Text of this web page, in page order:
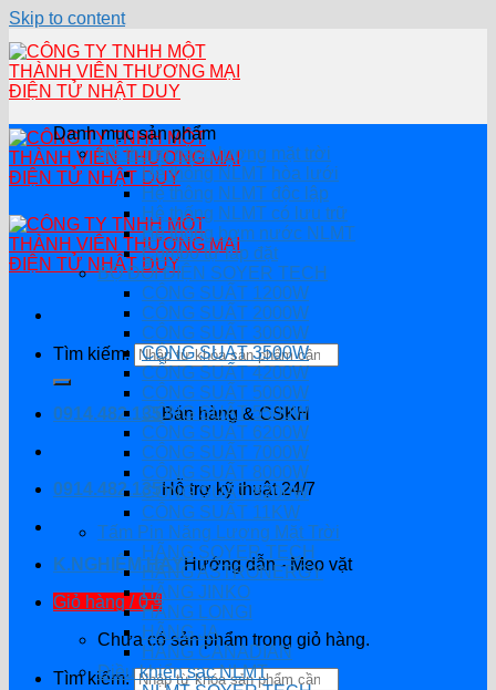
Skip to content
Tìm kiếm:
0914.482.135Bán hàng & CSKH
0914.482.135Hỗ trợ kỹ thuật 24/7
K.NGHIỆM HAYHướng dẫn - Mẹo vặt
Giỏ hàng /0₫
Chưa có sản phẩm trong giỏ hàng.
Tìm kiếm:
Danh mục sản phẩm
Hệ thống năng lượng mặt trời
Hệ thống NLMT hòa lưới
Hệ thông NLMT độc lập
Hệ thống NLMT có lưu trữ
Hệ thống bơm nước NLMT
Combo tự lắp đặt
BỘ ĐỔI ĐIỆN SOYER TECH
CÔNG SUẤT 1200W
CÔNG SUẤT 2000W
CÔNG SUẤT 3000W
CÔNG SUẤT 3500W
CÔNG SUẤT 4200W
CÔNG SUẤT 5000W
CÔNG SUẤT 5500W
CÔNG SUẤT 6200W
CÔNG SUẤT 7000W
CÔNG SUẤT 8000W
CÔNG SUẤT 8200W
CÔNG SUẤT 11KW
Tấm Pin Năng Lượng Mặt Trời
HÃNG SOYER TECH
HÃNG ASTRONERGY
HÃNG JINKO
HÃNG LONGI
HÃNG JA
HÃNG CANADIAN
Điều khiển sạc NLMT